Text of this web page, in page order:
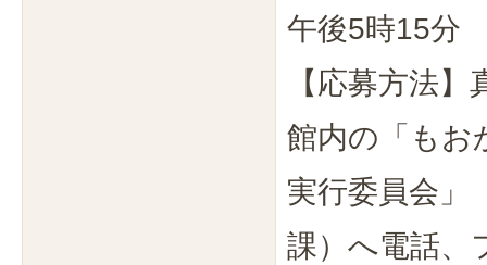
午後5時15分
【応募方法
館内の「もお
実行委員会」
課）へ電話、